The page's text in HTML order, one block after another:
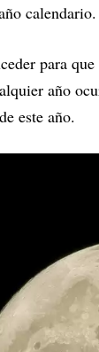
calendario.
para
año
este año.